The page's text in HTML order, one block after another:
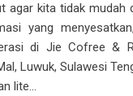
agar kita tidak mudah
yang
di Jie Cofree &
Luwuk, Sulawesi
lite...